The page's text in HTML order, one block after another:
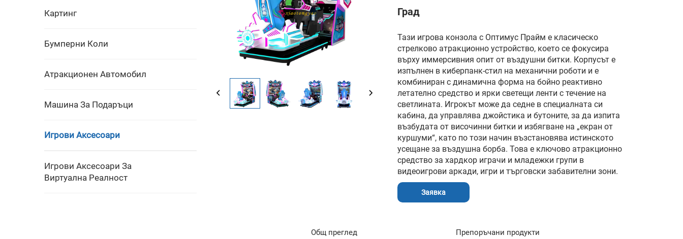
Картинг
Бумперни Коли
Атракционен Автомобил
Машина За Подаръци
Игрови Аксесоари
Игрови Аксесоари За
Виртуална Реалност
Град
Тази игрова конзола с Оптимус Прайм е класическо
стрелково атракционно устройство, което се фокусира
върху иммерсивния опит от въздушни битки. Корпусът е
изпълнен в киберпанк-стил на механични роботи и е
комбиниран с динамична форма на бойно реактивно
летателно средство и ярки светещи ленти с течение на
светлината. Игрокът може да седне в специалната си
кабина, да управлява джойстика и бутоните, за да изпита
възбудата от височинни битки и избягване на „екран от
куршуми“, като по този начин възстановява истинското
усещане за въздушна борба. Това е ключово атракционно
средство за хардкор играчи и младежки групи в
видеоигрови аркади, игри и търговски забавителни зони.
Заявка
Общ преглед Препоръчани продукти